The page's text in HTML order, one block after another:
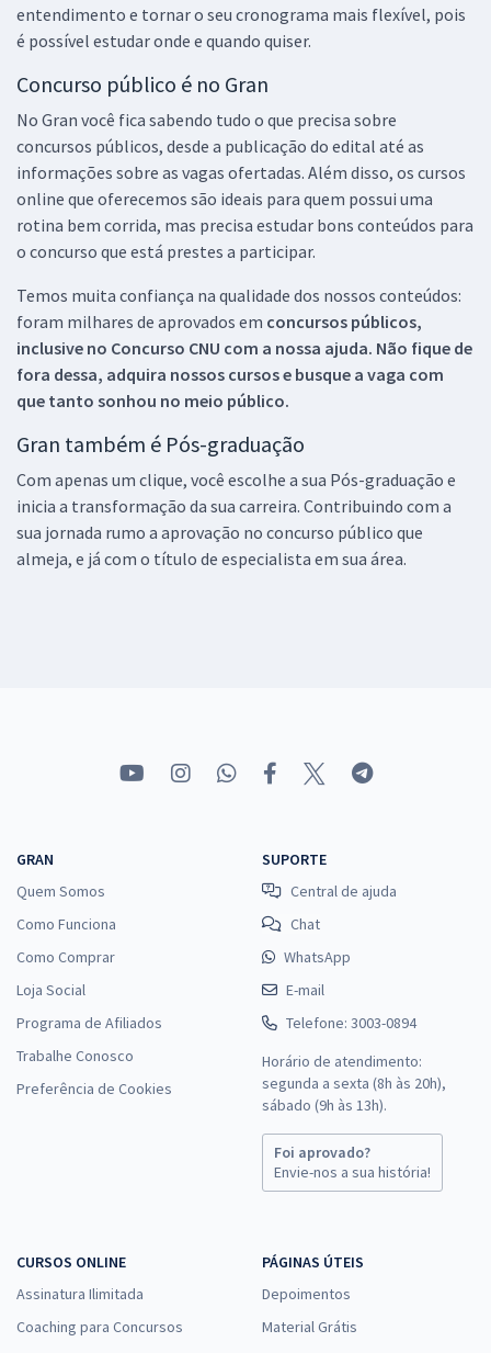
entendimento e tornar o seu cronograma mais flexível, pois
é possível estudar onde e quando quiser.
Concurso público é no Gran
No Gran você fica sabendo tudo o que precisa sobre
concursos públicos, desde a publicação do edital até as
informações sobre as vagas ofertadas. Além disso, os cursos
online que oferecemos são ideais para quem possui uma
rotina bem corrida, mas precisa estudar bons conteúdos para
o concurso que está prestes a participar.
Temos muita confiança na qualidade dos nossos conteúdos:
foram milhares de aprovados em concursos públicos,
inclusive no Concurso CNU com a nossa ajuda. Não fique de
fora dessa, adquira nossos cursos e busque a vaga com
que tanto sonhou no meio público.
Gran também é Pós-graduação
Com apenas um clique, você escolhe a sua Pós-graduação e
inicia a transformação da sua carreira. Contribuindo com a
sua jornada rumo a aprovação no concurso público que
almeja, e já com o título de especialista em sua área.
GRAN
Quem Somos
Como Funciona
Como Comprar
Loja Social
Programa de Afiliados
Trabalhe Conosco
Preferência de Cookies
SUPORTE
Central de ajuda
Chat
WhatsApp
E-mail
Telefone: 3003-0894
Horário de atendimento:
segunda a sexta (8h às 20h),
sábado (9h às 13h).
Foi aprovado?
Envie-nos a sua história!
CURSOS ONLINE
Assinatura Ilimitada
Coaching para Concursos
PÁGINAS ÚTEIS
Depoimentos
Material Grátis